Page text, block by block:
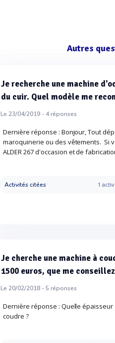
Autres
Je recherche une machine
du cuir. Quel modèle me
Le 23/04/2019 - 4réponses
Dernière réponse : Bonjour, Tout
maroquinerie ou des vêtements. Si
ALDER 267 d'occasion et de
Activités citées 1
Je cherche une machine à
1500 euros, que me
Le 20/02/2018 -5 réponses
Dernière réponse : Quelle épaisseur
coudre ?